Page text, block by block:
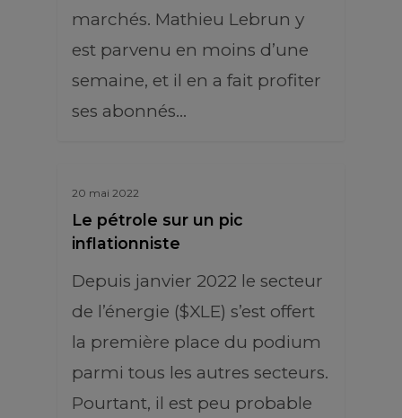
marchés. Mathieu Lebrun y
est parvenu en moins d’une
semaine, et il en a fait profiter
ses abonnés…
20 mai 2022
Le pétrole sur un pic
inflationniste
Depuis janvier 2022 le secteur
de l’énergie ($XLE) s’est offert
la première place du podium
parmi tous les autres secteurs.
Pourtant, il est peu probable